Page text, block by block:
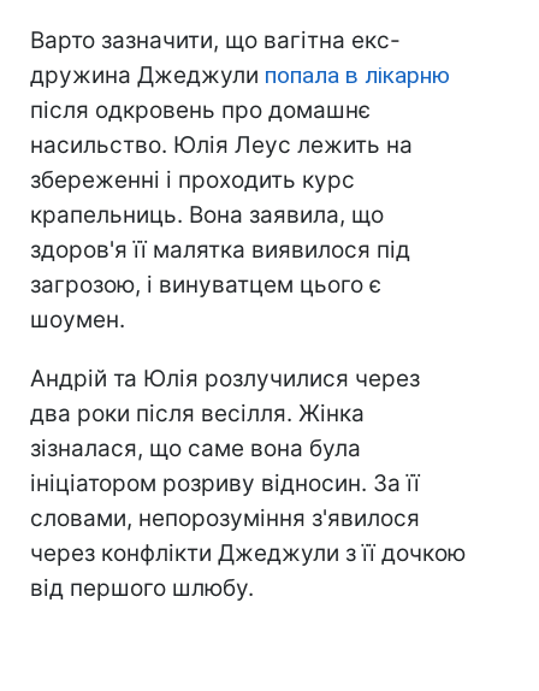
Варто зазначити, що вагітна екс-
дружина Джеджули попала в лікарню
після одкровень про домашнє
насильство. Юлія Леус лежить на
збереженні і проходить курс
крапельниць. Вона заявила, що
здоров'я її малятка виявилося під
загрозою, і винуватцем цього є
шоумен.
Андрій та Юлія розлучилися через
два роки після весілля. Жінка
зізналася, що саме вона була
ініціатором розриву відносин. За її
словами, непорозуміння з'явилося
через конфлікти Джеджули з її дочкою
від першого шлюбу.